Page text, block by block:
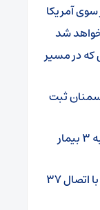
سوی آمریکا
شد
که در مسیر
در استان سمنان ثبت
اهدای اعضای کودک ۶ ساله دامغانی به ۳ بیمار
توسعه زیرساخت‌های ارتباطی میامی با اتصال ۳۷